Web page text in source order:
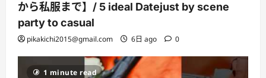
から私服まで】/ 5 ideal Datejust by scene
party to casual
pikakichi2015@gmail.com 6日 ago 0
1 minute read